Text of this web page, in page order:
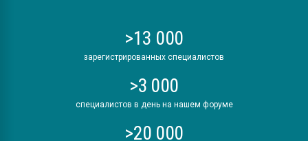
>13 000
зарегистрированных специалистов
>3 000
специалистов в день на нашем форуме
>20 000